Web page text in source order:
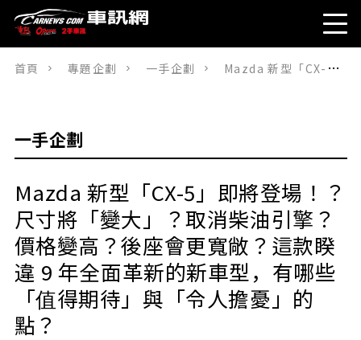
首頁 專題企劃 一手企劃 Mazda 新型「CX-5」即將登場！？尺寸將「變大」？取消柴油引擎？價格變高？後座會更寬敞？這款睽違 9 年全面革新的新車型，有哪些「值得期待」與「令人擔憂」的點？
一手企劃
Mazda 新型「CX-5」即將登場！？
尺寸將「變大」？取消柴油引擎？
價格變高？後座會更寬敞？這款睽
違 9 年全面革新的新車型，有哪些
「值得期待」與「令人擔憂」的
點？